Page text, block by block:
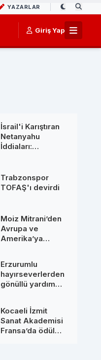
YAZARLAR
Giriş Yap
İsrail'i Karıştıran
Netanyahu
İddiaları:
Söylentilerine Net
Yanıt
Trabzonspor
TOFAŞ'ı devirdi
Moiz Mitrani’den
Avrupa ve
Amerika’ya
Ortaklarıyla
Zirveye Çıkıyor
Erzurumlu
hayırseverlerden
gönüllü yardım
Kocaeli İzmit
Sanat Akademisi
Fransa’da ödül